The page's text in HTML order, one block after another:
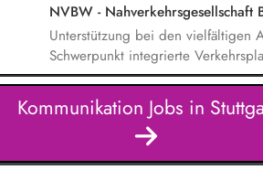
NVBW - Nahverkehrsgesellschaft
Unterstützung bei den vielfältigen
Schwerpunkt integrierte
von Teilprojekten. Erstellung von
weiterentwicklung. Unterstützung
und Fachveranstaltungen (online
sowie Pflege von thematischen
Kommunikation Jobs in